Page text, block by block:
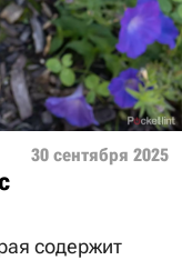
30 сентября 2025
содержит